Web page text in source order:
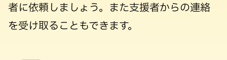
者に依頼しましょう。また支援者からの連絡
を受け取ることもできます。